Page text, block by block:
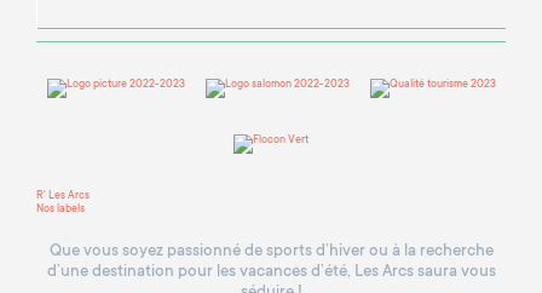
R' Les Arcs
Nos labels
Que vous soyez passionné de sports d’hiver ou à la recherche
d’une destination pour les vacances d’été, Les Arcs saura vous